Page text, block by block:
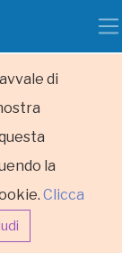
di
la
Clicca